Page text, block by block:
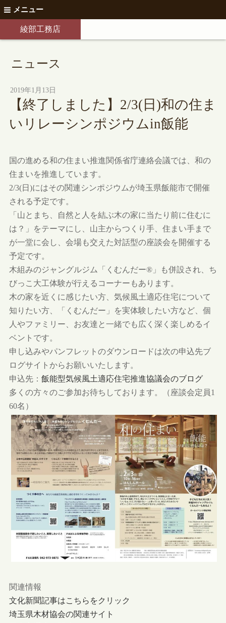
メニュー
綾部工務店
ニュース
2019年1月13日
【終了しました】2/3(日)和の住ま
いリレーシンポジウムin飯能
国の進める和の住まい推進関係省庁連絡会議では、和の
住まいを推進しています。
2/3(日)にはその関連シンポジウムが埼玉県飯能市で開催
される予定です。
「山とまち、自然と人を結ぶ木の家に当たり前に住むに
は？」をテーマにし、山主からつくり手、住まい手まで
が一堂に会し、会場も交えた対話型の座談会を開催する
予定です。
木組みのジャングルジム「くむんだー®︎」も併設され、ち
びっこ大工体験が行えるコーナーもあります。
木の家を近くに感じたい方、気候風土適応住宅について
知りたい方、「くむんだー」を実体験したい方など、個
人やファミリー、お友達と一緒でも広く深く楽しめるイ
ベントです。
申し込みやパンフレットのダウンロードは次の申込先ブ
ログサイトからお願いいたします。
申込先： 飯能型気候風土適応住宅推進協議会のブログ
多くの方々のご参加お待ちしております。（座談会定員1
60名）
関連情報
文化新聞記事はこちらをクリック
埼玉県木材協会の関連サイト